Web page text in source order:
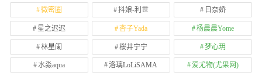
微密圈 抖娘-利世 日奈娇
星之迟迟 杏子Yada 杨晨晨Yome
林星阑 桜井宁宁 梦心玥
水淼aqua 洛璃LoLiSAMA 爱尤物(尤果网)